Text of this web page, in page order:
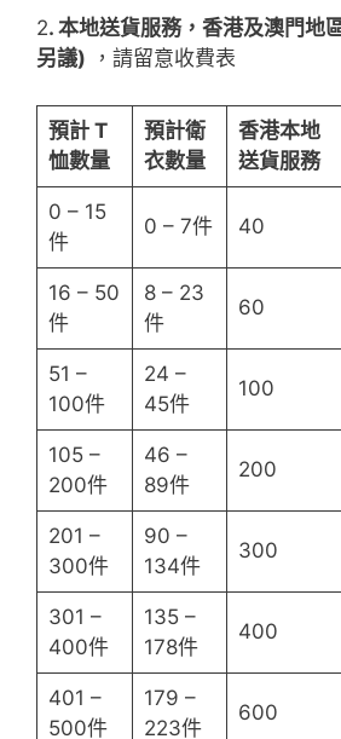
2. 本地送貨服務，香港及澳門地
另議) ，請留意收費表
預計 T
恤數量
預計衛
衣數量
香港本地
送貨服務
0 – 15
件
0 – 7件 40
16 – 50
件
8 – 23
件
60
51 –
100件
24 –
45件
100
105 –
200件
46 –
89件
200
201 –
300件
90 –
134件
300
301 –
400件
135 –
178件
400
401 –
500件
179 –
223件
600